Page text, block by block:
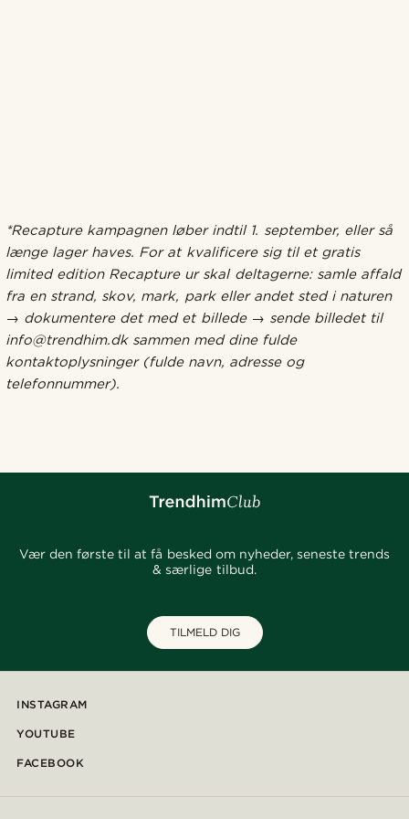
*Recapture kampagnen løber indtil 1. september, eller så
længe lager haves. For at kvalificere sig til et gratis
limited edition Recapture ur skal deltagerne: samle affald
fra en strand, skov, mark, park eller andet sted i naturen
→ dokumentere det med et billede → sende billedet til
info@trendhim.dk sammen med dine fulde
kontaktoplysninger (fulde navn, adresse og
telefonnummer).
Vær den første til at få besked om nyheder, seneste trends
& særlige tilbud.
TILMELD DIG
INSTAGRAM
YOUTUBE
FACEBOOK